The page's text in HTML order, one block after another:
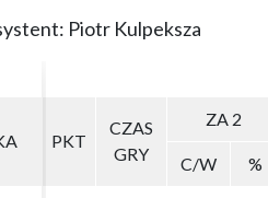
Piotr Kulpeksza
PKT
CZAS
GRY
ZA 2
C/W %
PKT
CZAS
GRY
ZA 2
C/W %